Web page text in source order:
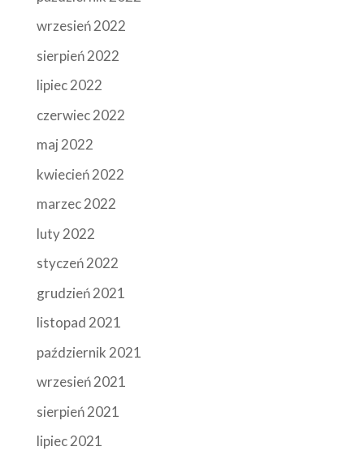
wrzesień 2022
sierpień 2022
lipiec 2022
czerwiec 2022
maj 2022
kwiecień 2022
marzec 2022
luty 2022
styczeń 2022
grudzień 2021
listopad 2021
październik 2021
wrzesień 2021
sierpień 2021
lipiec 2021